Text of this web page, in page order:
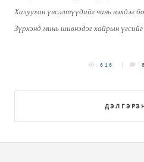
Халуухан үнсэлтүүдийг чинь нэхдэг
Зүрхэнд минь шивнэдэг хайрын үгсийг
616 8